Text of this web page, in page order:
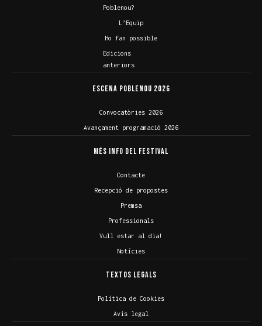
Poblenou?
L’Equip
Ho fan possible
Edicions
anteriors
Escena Poblenou 2026
Convocatòries 2026
Avançament programació 2026
Més info del Festival
Contacte
Recepció de propostes
Premsa
Professionals
Vull estar al dia!
Notícies
Textos legals
Política de Cookies
Avís legal